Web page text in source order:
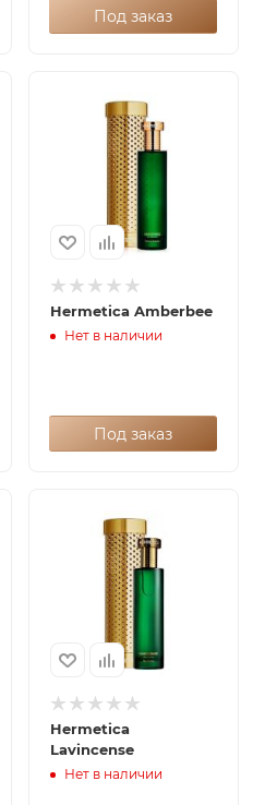
Под заказ
Hermetica Amberbee
Нет в наличии
Под заказ
Hermetica
Lavincense
Нет в наличии